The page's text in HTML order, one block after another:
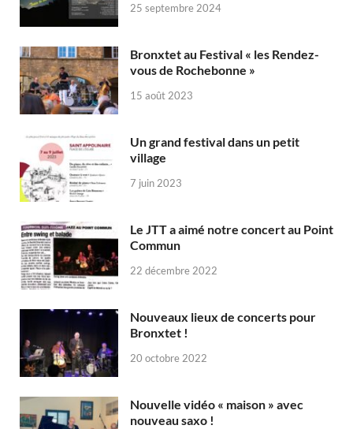
25 septembre 2024
Bronxtet au Festival « les Rendez-
vous de Rochebonne »
15 août 2023
Un grand festival dans un petit
village
7 juin 2023
Le JTT a aimé notre concert au Point
Commun
22 décembre 2022
Nouveaux lieux de concerts pour
Bronxtet !
20 octobre 2022
Nouvelle vidéo « maison » avec
nouveau saxo !